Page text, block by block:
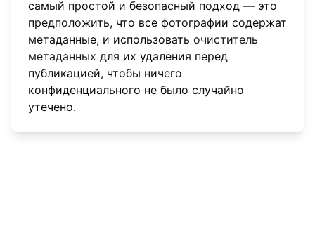
самый простой и безопасный подход — это
предположить, что все фотографии содержат
метаданные, и использовать очиститель
метаданных для их удаления перед
публикацией, чтобы ничего
конфиденциального не было случайно
утечено.